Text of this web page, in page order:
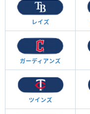
レイズ
ガーディアンズ
ツインズ